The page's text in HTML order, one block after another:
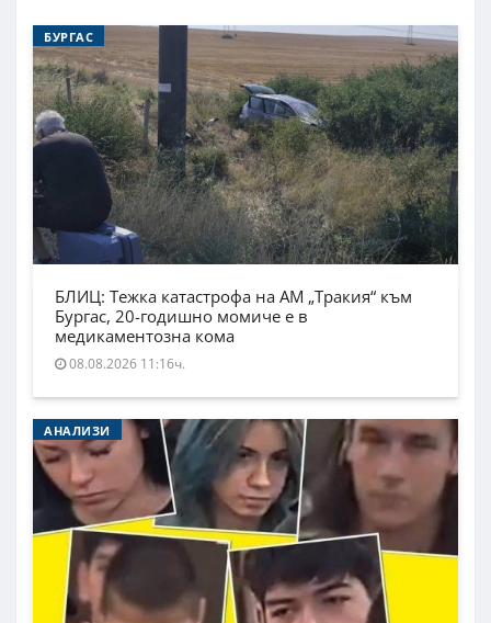
БУРГАС
БЛИЦ: Тежка катастрофа на АМ „Тракия“ към
Бургас, 20-годишно момиче е в
медикаментозна кома
08.08.2026 11:16ч.
АНАЛИЗИ